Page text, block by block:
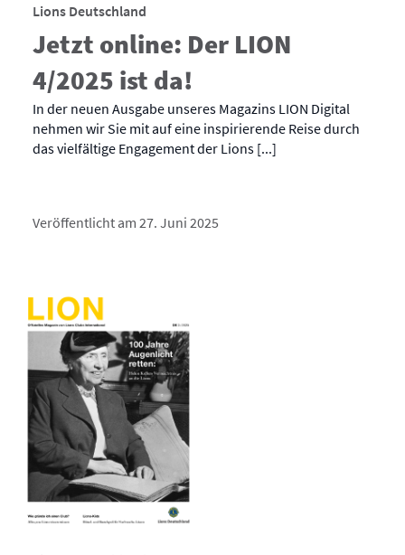
Lions Deutschland
Jetzt online: Der LION
4/2025 ist da!
In der neuen Ausgabe unseres Magazins LION Digital
nehmen wir Sie mit auf eine inspirierende Reise durch
das vielfältige Engagement der Lions [...]
Veröffentlicht am 27. Juni 2025